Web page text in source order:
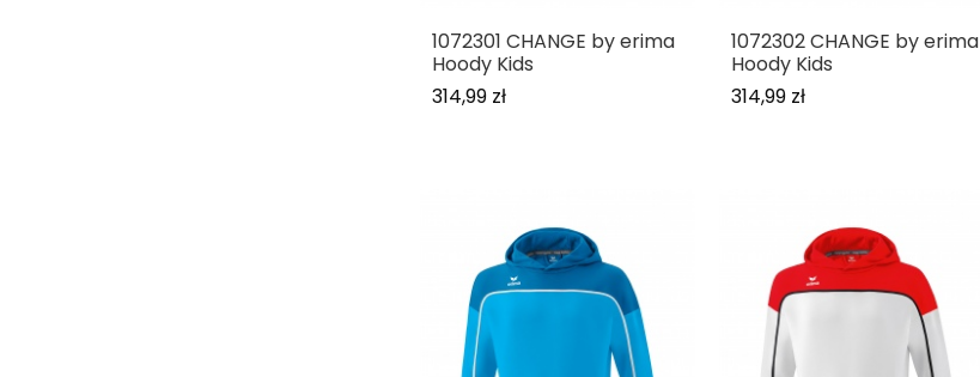
1072301 CHANGE by erima
Hoody Kids
314,99 zł
1072302 CHANGE by erima
Hoody Kids
314,99 zł